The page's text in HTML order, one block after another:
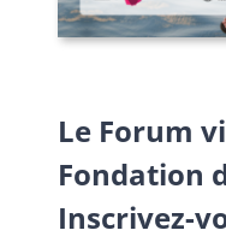
Le Forum
Fondation
Inscrivez-